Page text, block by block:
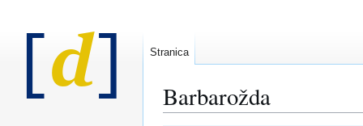
Barbarožda
Stranica